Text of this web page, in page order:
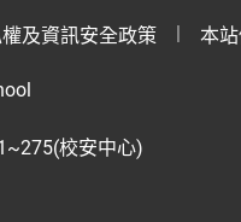
及資訊安全政策 本
校安中心)